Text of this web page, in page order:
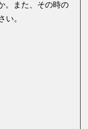
。また、その時の
い。